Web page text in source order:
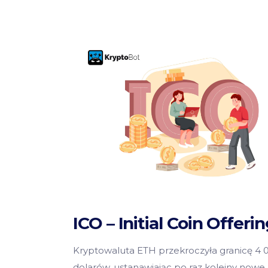
ICO – Initial Coin
Kryptowaluta ETH przekroczyła granicę 4